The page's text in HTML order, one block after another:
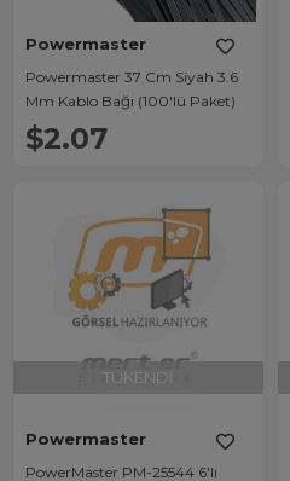
Powermaster
Powermaster 37 Cm Siyah 3.6
Mm Kablo Bağı (100'lü Paket)
$2.07
TÜKENDI
Powermaster
PowerMaster PM-25544 6'lı